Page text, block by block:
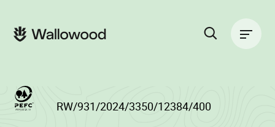
springen
springen
RW/931/2024/3350/12384/400